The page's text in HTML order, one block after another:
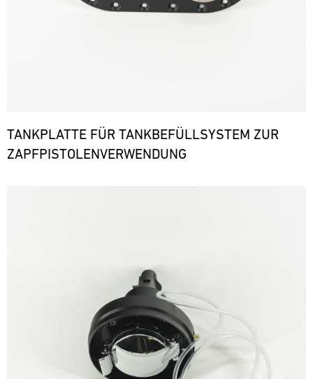
TANKPLATTE FÜR TANKBEFÜLLSYSTEM ZUR
ZAPFPISTOLENVERWENDUNG